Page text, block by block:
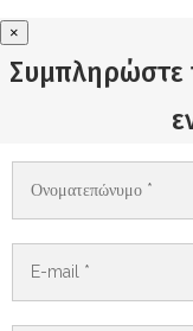
×
Συμπληρώστε